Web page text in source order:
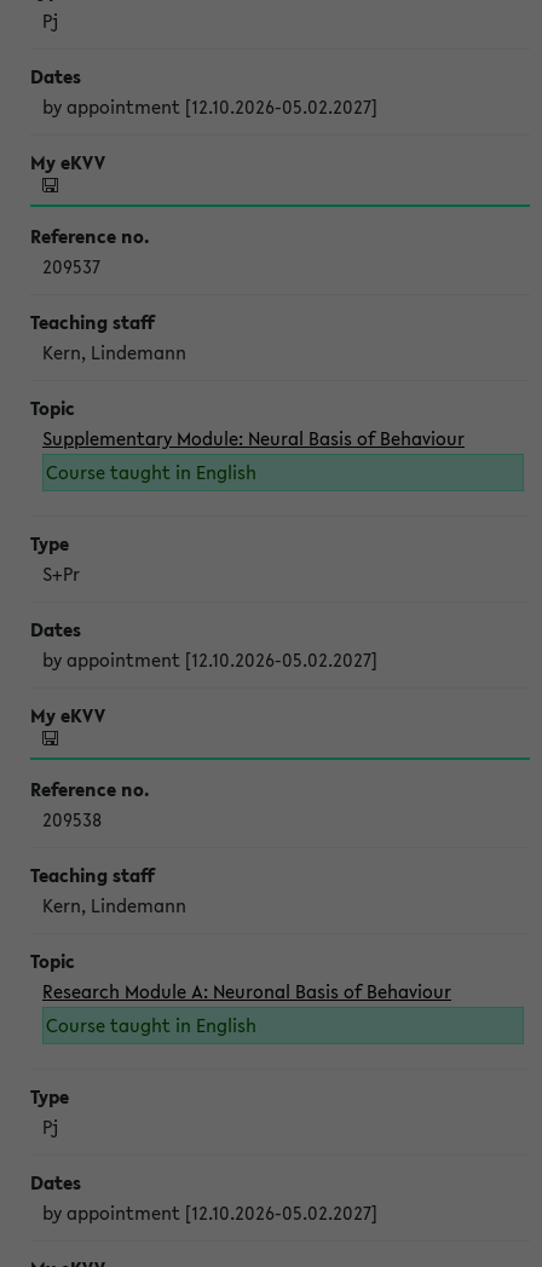
Pj
by appointment [12.10.2026-05.02.2027]
209537
Kern, Lindemann
Supplementary Module: Neural Basis of Behaviour
Course taught in English
S+Pr
by appointment [12.10.2026-05.02.2027]
209538
Kern, Lindemann
Research Module A: Neuronal Basis of Behaviour
Course taught in English
Pj
by appointment [12.10.2026-05.02.2027]